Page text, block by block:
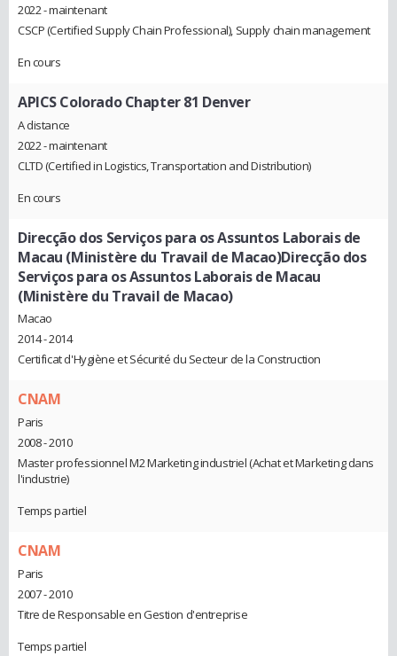
2022 - maintenant
CSCP (Certified Supply Chain Professional), Supply chain management
En cours
APICS Colorado Chapter 81 Denver
A distance
2022 - maintenant
CLTD (Certified in Logistics, Transportation and Distribution)
En cours
Direcção dos Serviços para os Assuntos Laborais de
Macau (Ministère du Travail de Macao)Direcção dos
Serviços para os Assuntos Laborais de Macau
(Ministère du Travail de Macao)
Macao
2014 - 2014
Certificat d'Hygiène et Sécurité du Secteur de la Construction
CNAM
Paris
2008 - 2010
Master professionnel M2 Marketing industriel (Achat et Marketing dans
l'industrie)
Temps partiel
CNAM
Paris
2007 - 2010
Titre de Responsable en Gestion d'entreprise
Temps partiel